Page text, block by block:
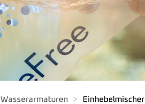
Wasserarmaturen Einhebelmischer